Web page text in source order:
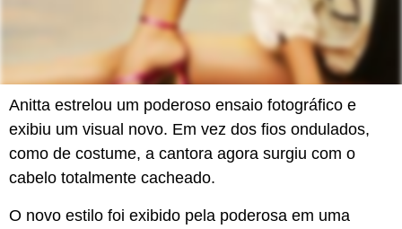
Anitta estrelou um poderoso ensaio fotográfico e
exibiu um visual novo. Em vez dos fios ondulados,
como de costume, a cantora agora surgiu com o
cabelo totalmente cacheado.
O novo estilo foi exibido pela poderosa em uma